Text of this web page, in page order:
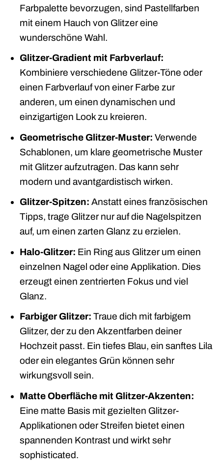
Farbpalette bevorzugen, sind Pastellfarben
mit einem Hauch von Glitzer eine
wunderschöne Wahl.
Glitzer-Gradient mit Farbverlauf:
Kombiniere verschiedene Glitzer-Töne oder
einen Farbverlauf von einer Farbe zur
anderen, um einen dynamischen und
einzigartigen Look zu kreieren.
Geometrische Glitzer-Muster: Verwende
Schablonen, um klare geometrische Muster
mit Glitzer aufzutragen. Das kann sehr
modern und avantgardistisch wirken.
Glitzer-Spitzen: Anstatt eines französischen
Tipps, trage Glitzer nur auf die Nagelspitzen
auf, um einen zarten Glanz zu erzielen.
Halo-Glitzer: Ein Ring aus Glitzer um einen
einzelnen Nagel oder eine Applikation. Dies
erzeugt einen zentrierten Fokus und viel
Glanz.
Farbiger Glitzer: Traue dich mit farbigem
Glitzer, der zu den Akzentfarben deiner
Hochzeit passt. Ein tiefes Blau, ein sanftes Lila
oder ein elegantes Grün können sehr
wirkungsvoll sein.
Matte Oberfläche mit Glitzer-Akzenten:
Eine matte Basis mit gezielten Glitzer-
Applikationen oder Streifen bietet einen
spannenden Kontrast und wirkt sehr
sophisticated.